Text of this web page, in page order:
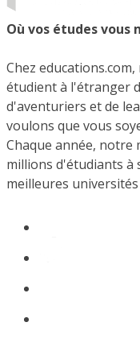
Où vos études vous
Chez
étudient à l'étranger
d'aventuriers et de
voulons que vous
Chaque année, notre
millions d'étudiants à
meilleures